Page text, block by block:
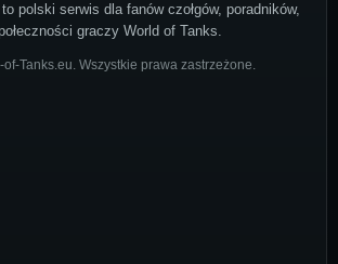
polski serwis dla fanów czołgów, poradników,
graczy World of Tanks.
Tanks.eu. Wszystkie prawa zastrzeżone.